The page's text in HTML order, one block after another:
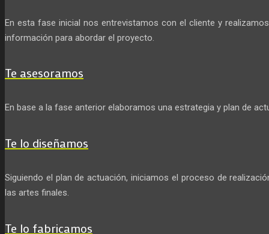
En esta fase inicial nos entrevistamos con el cliente y
información para abordar el proyecto.
Te asesoramos
En base a la fase anterior elaboramos una estrategia y plan de
Te lo diseñamos
Siguiendo el plan de actuación, iniciamos el proceso de
las artes finales.
Te lo fabricamos